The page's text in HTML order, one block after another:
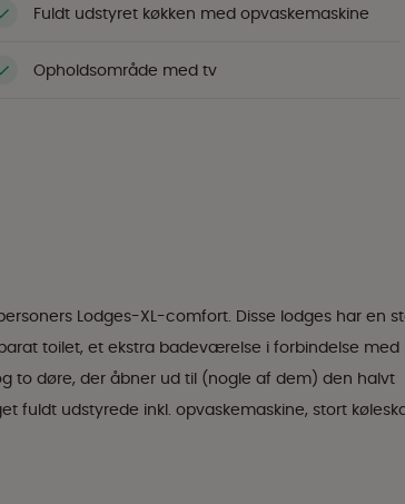
Fuldt udstyret køkken med opvaskemaskine
Opholdsområde med tv
Lodges-XL-comfort. Disse lodges har en
toilet, et ekstra badeværelse i forbindelse med
to døre, der åbner ud til (nogle af dem) den halvt
fuldt udstyrede inkl. opvaskemaskine, stort